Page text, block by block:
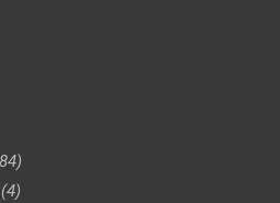
(4)